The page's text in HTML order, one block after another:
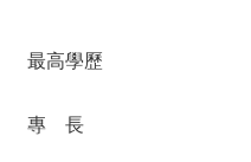
最高學歷
專 長